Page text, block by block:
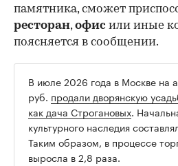
памятника, сможет
ресторан,офис или иные
поясняется в сообщении.
В июле 2026 года в Москве на
руб. продали дворянскую
как дача Строгановых.
культурного наследия
Таким образом, в процессе
выросла в 2,8 раза.